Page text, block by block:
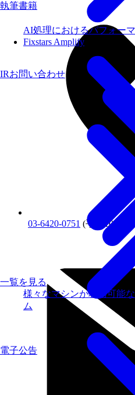
執筆書籍
一覧を見る
AI処理におけるパフォー
Fixstars Amplify
様々なマシンが利用可能
ム
IRお問い合わせ
電子公告
03-6420-0751 (平日10:00〜